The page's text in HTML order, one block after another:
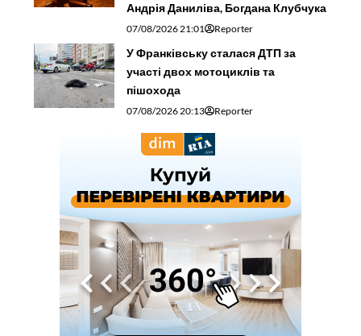
Андрія Даниліва, Богдана Клубчука
07/08/2026 21:01 Reporter
У Франківську сталася ДТП за
участі двох мотоциклів та
пішохода
07/08/2026 20:13 Reporter